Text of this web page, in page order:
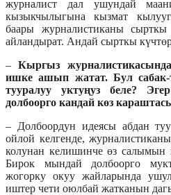
журналист дал ушундай
кызыкчылыгына кызмат
баары журналистиканы
айландырат. Андай сырткы
–Кыргыз
ишке ашып жатат. Бул сабак-
тууралуу уктуңуз беле?
долбоорго кандай көз
– Долбоордун идеясы абдан
ойлой келгенде,
колунан келишинче өз салымын
Бирок мындай долбоорго
жогорку окуу жайларында
иштер чети оюлбай жатканын